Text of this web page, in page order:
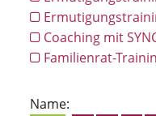
Coaching mit
Familienrat-
Name: